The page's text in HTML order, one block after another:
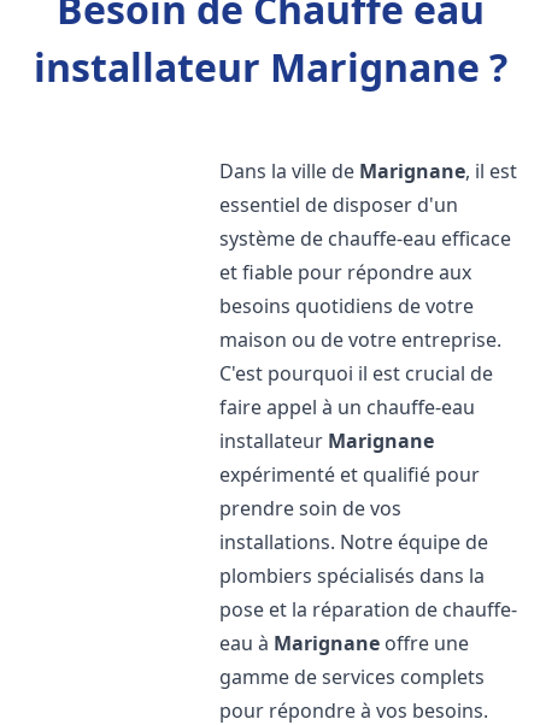
installateur Marignane ?
Dans la ville de Marignane, il est
essentiel de disposer d'un
système de chauffe-eau efficace
et fiable pour répondre aux
besoins quotidiens de votre
maison ou de votre entreprise.
C'est pourquoi il est crucial de
faire appel à un chauffe-eau
installateur Marignane
expérimenté et qualifié pour
prendre soin de vos
installations. Notre équipe de
plombiers spécialisés dans la
pose et la réparation de chauffe-
eau à Marignane offre une
gamme de services complets
pour répondre à vos besoins.